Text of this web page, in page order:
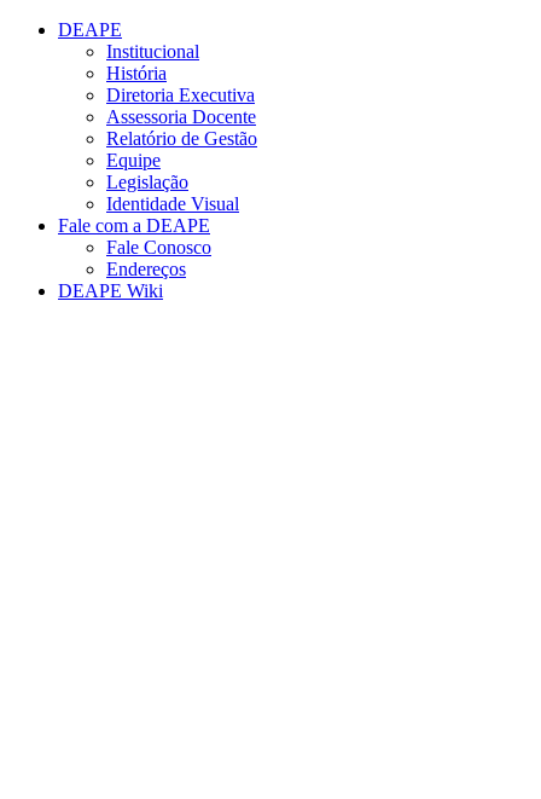
Conteúdo principal
DEAPE
Institucional
História
Diretoria Executiva
Assessoria Docente
Relatório de Gestão
Equipe
Legislação
Identidade Visual
Fale com a DEAPE
Fale Conosco
Endereços
DEAPE Wiki